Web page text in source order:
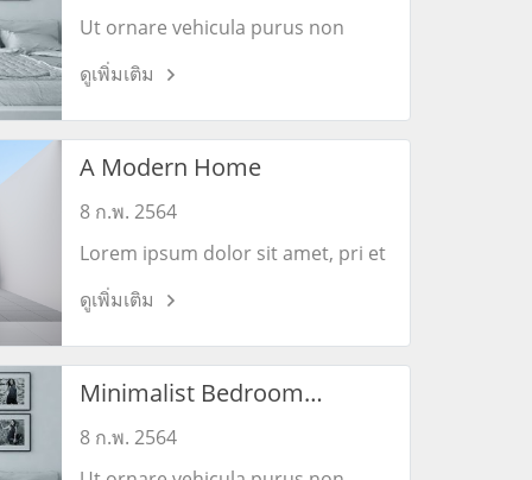
Ut ornare vehicula purus non
porttitor vitae augue vel,
Mauris bibendum elementum
feugiat.
ดูเพิ่มเติม
A Modern Home
8 ก.พ. 2564
Lorem ipsum dolor sit amet, pri et
platonem. Ea dictas legendos ius.
ดูเพิ่มเติม
Minimalist Bedroom
Designs
8 ก.พ. 2564